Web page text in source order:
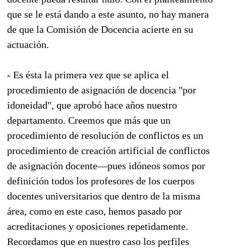
que se le está dando a este asunto, no hay manera
de que la Comisión de Docencia acierte en su
actuación.
- Es ésta la primera vez que se aplica el
procedimiento de asignación de docencia "por
idoneidad", que aprobó hace años nuestro
departamento. Creemos que más que un
procedimiento de resolución de conflictos es un
procedimiento de creación artificial de conflictos
de asignación docente—pues idóneos somos por
definición todos los profesores de los cuerpos
docentes universitarios que dentro de la misma
área, como en este caso, hemos pasado por
acreditaciones y oposiciones repetidamente.
Recordamos que en nuestro caso los perfiles